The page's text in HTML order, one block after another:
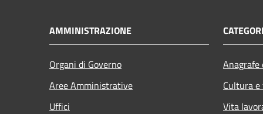
AMMINISTRAZIONE
Organi di Governo
Aree Amministrative
Uffici
Cultura
Vita